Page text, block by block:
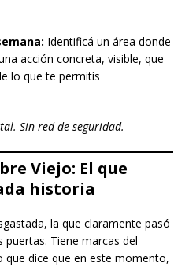
Identificá un área donde
acción concreta, visible, que
lo que te permitís
Sin red de seguridad.
Viejo: El que
historia
la que claramente pasó
Tiene marcas del
dice que en este momento,